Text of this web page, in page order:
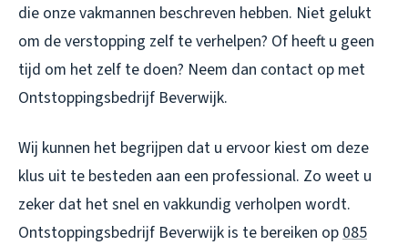
die onze vakmannen beschreven hebben. Niet gelukt
om de verstopping zelf te verhelpen? Of heeft u geen
tijd om het zelf te doen? Neem dan contact op met
Ontstoppingsbedrijf Beverwijk.
Wij kunnen het begrijpen dat u ervoor kiest om deze
klus uit te besteden aan een professional. Zo weet u
zeker dat het snel en vakkundig verholpen wordt.
Ontstoppingsbedrijf Beverwijk is te bereiken op 085